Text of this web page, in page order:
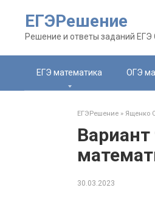
контенту
ЕГЭРешение
Решение и ответы заданий
ЕГЭ математика ОГЭ
ЕГЭРешение » Ященко
30.03.2023